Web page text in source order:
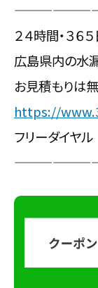
２４時間・３
広島県内の水
お見積もりは無
https://
フリーダイヤ